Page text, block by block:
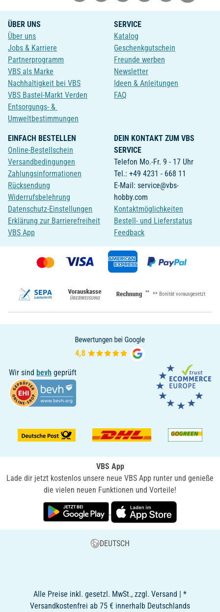
ÜBER UNS
Über uns
Jobs & Karriere
Partnerprogramm
VBS als Marke
Nachhaltigkeit bei VBS
VBS Bastel-Markt Verden
Entsorgungs- &
Umweltbestimmungen
SERVICE
Katalog
Geschenkgutschein
Freunde werben
Newsletter
Ideen & Anleitungen
FAQ
EINFACH BESTELLEN
Online-Bestellschein
Versandbedingungen
Zahlungsinformationen
Rücksendung
Widerrufsbelehrung
Datenschutz-Einstellungen
Erklärung zur Barrierefreiheit
VBS App
DEIN KONTAKT ZUM VBS
SERVICE
Telefon Mo.-Fr. 9 - 17 Uhr
Tel.: +49 4231 - 668 11
E-Mail: service@vbs-
hobby.com
Kontaktmöglichkeiten
Bestell- und Lieferstatus
Feedback
** ** Bonität vorausgesetzt
Wir sind bevh geprüft
VBS App
Lade dir jetzt kostenlos unsere neue VBS App runter und genieße
die vielen neuen Funktionen und Vorteile!
DEUTSCH
Alle Preise inkl. gesetzl. MwSt., zzgl. Versand | *
Versandkostenfrei ab 75 € innerhalb Deutschlands